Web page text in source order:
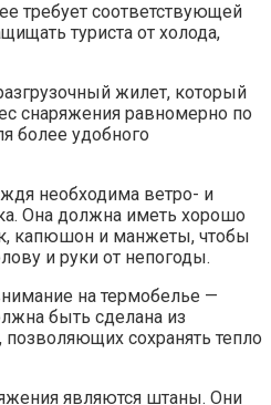
требует соответствующей
туриста от холода,
жилет, который
снаряжения равномерно по
более удобного
необходима ветро- и
Она должна иметь хорошо
капюшон и манжеты, чтобы
и руки от непогоды.
на термобелье —
быть сделана из
сохранять тепло
являются штаны. Они